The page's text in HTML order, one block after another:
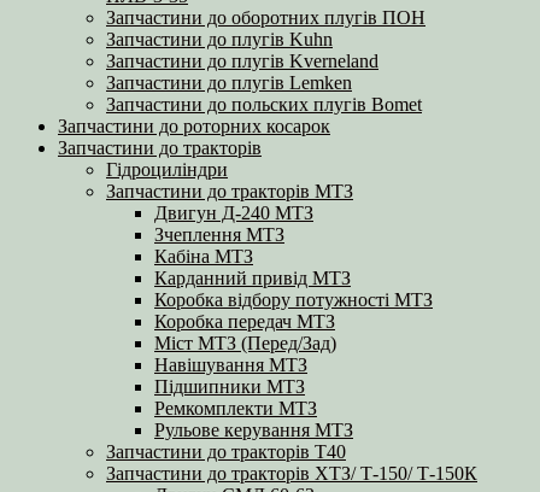
Запчастини до оборотних плугів ПОН
Запчастини до плугів Kuhn
Запчастини до плугів Kverneland
Запчастини до плугів Lemken
Запчастини до польских плугів Bomet
Запчастини до роторних косарок
Запчастини до тракторів
Гідроциліндри
Запчастини до тракторів МТЗ
Двигун Д-240 МТЗ
Зчеплення МТЗ
Кабіна МТЗ
Карданний привід МТЗ
Коробка відбору потужності МТЗ
Коробка передач МТЗ
Міст МТЗ (Перед/Зад)
Навішування МТЗ
Підшипники МТЗ
Ремкомплекти МТЗ
Рульове керування МТЗ
Запчастини до тракторів Т40
Запчастини до тракторів ХТЗ/ Т-150/ Т-150К